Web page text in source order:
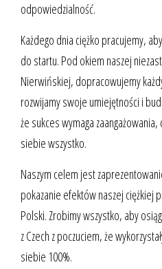
odpowiedzialność.
Każdego dnia ciężko pracujemy,
do startu. Pod okiem naszej
Nierwińskiej, dopracowujemy
rozwijamy swoje umiejętności i
że sukces wymaga
siebie wszystko.
Naszym celem jest
pokazanie efektów naszej ciężkiej
Polski. Zrobimy wszystko, aby
z Czech z poczuciem, że
siebie 100%.